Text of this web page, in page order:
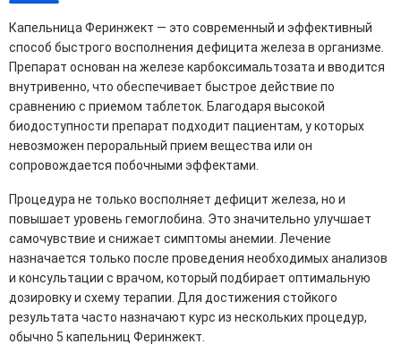
Капельница Феринжект — это современный и эффективный
способ быстрого восполнения дефицита железа в организме.
Препарат основан на железе карбоксимальтозата и вводится
внутривенно, что обеспечивает быстрое действие по
сравнению с приемом таблеток. Благодаря высокой
биодоступности препарат подходит пациентам, у которых
невозможен пероральный прием вещества или он
сопровождается побочными эффектами.
Процедура не только восполняет дефицит железа, но и
повышает уровень гемоглобина. Это значительно улучшает
самочувствие и снижает симптомы анемии. Лечение
назначается только после проведения необходимых анализов
и консультации с врачом, который подбирает оптимальную
дозировку и схему терапии. Для достижения стойкого
результата часто назначают курс из нескольких процедур,
обычно 5 капельниц Феринжект.